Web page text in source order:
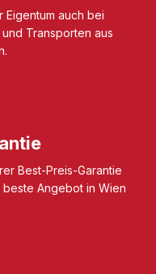
Eigentum auch bei
Transporten aus
Best-Preis-Garantie
Angebot in Wien